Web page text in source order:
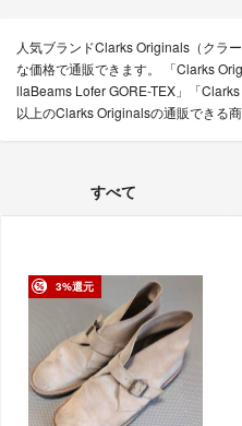
人気ブランドClarks Originals（クラ
な価格で通販できます。 「Clarks
llaBeams Lofer GORE-TEX」「
以上のClarks Originalsの通販できる
すべて
3%還元